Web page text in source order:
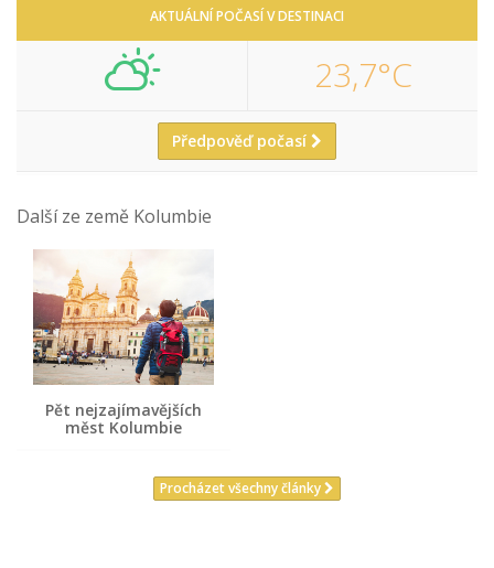
AKTUÁLNÍ POČASÍ V DESTINACI
23,7°C
Předpověď počasí
Další ze země Kolumbie
Pět nejzajímavějších
měst Kolumbie
Procházet všechny články